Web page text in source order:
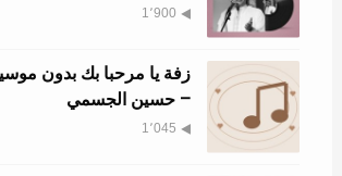
1٬900
زفة يا مرحبا بك بدون
– حسين الجسمي
1٬045